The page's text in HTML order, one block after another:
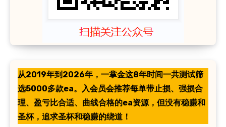
从2019年到2026年，一掌金这8年时间一共测试筛
选5000多款ea。入会员会推荐每单带止损、强损合
理、盈亏比合适、曲线合格的ea资源，但没有稳赚和
圣杯，追求圣杯和稳赚的绕道！